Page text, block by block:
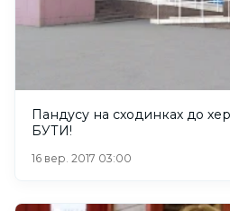
Пандусу на сходинках до
БУТИ!
16 вер. 2017 03:00